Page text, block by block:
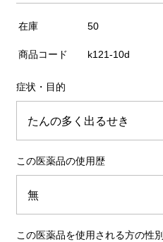
在庫 50
商品コード k121-10d
症状・目的
この医薬品の使用歴
この医薬品を使用される方の性別